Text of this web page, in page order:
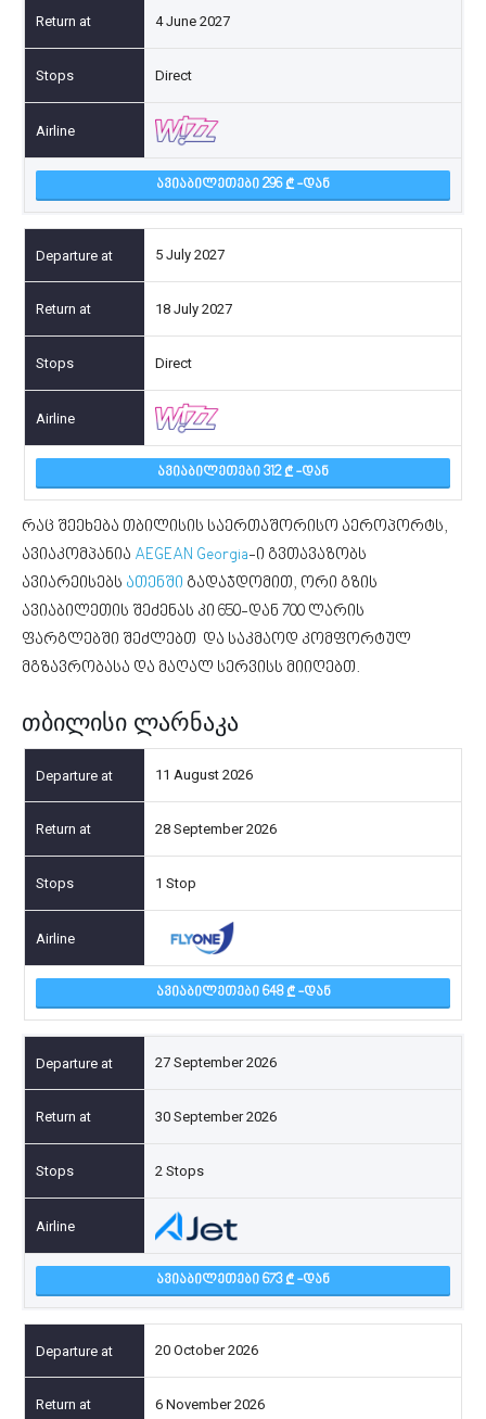
4 June 2027
Direct
ᲐᲕᲘᲐᲑᲘᲚᲔᲗᲔᲑᲘ 296 -ᲓᲐᲜ
5 July 2027
18 July 2027
Direct
ᲐᲕᲘᲐᲑᲘᲚᲔᲗᲔᲑᲘ 312 -ᲓᲐᲜ
რაც შეეხება თბილისის საერთაშორისო აეროპორტს,
ავიაკომპანია AEGEAN Georgia-ი გვთავაზობს
ავიარეისებს ათენში გადაჯდომით, ორი გზის
ავიაბილეთის შეძენას კი 650-დან 700 ლარის
ფარგლებში შეძლებთ და საკმაოდ კომფორტულ
მგზავრობასა და მაღალ სერვისს მიიღებთ.
თბილისი ლარნაკა
11 August 2026
28 September 2026
1 Stop
ᲐᲕᲘᲐᲑᲘᲚᲔᲗᲔᲑᲘ 648 -ᲓᲐᲜ
27 September 2026
30 September 2026
2 Stops
ᲐᲕᲘᲐᲑᲘᲚᲔᲗᲔᲑᲘ 673 -ᲓᲐᲜ
20 October 2026
6 November 2026